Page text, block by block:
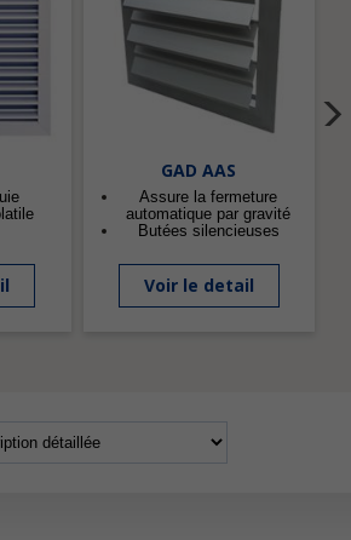
GAD AAS
Assure la fermeture
automatique par gravité
Butées silencieuses
Voir le detail